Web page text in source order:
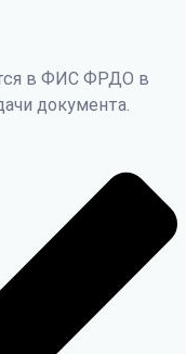
в ФИС ФРДО в
документа.